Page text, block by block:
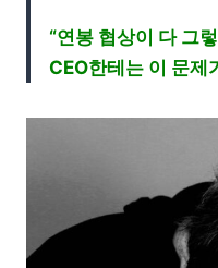
“연봉 협상이 다 그
CEO한테는 이 문제